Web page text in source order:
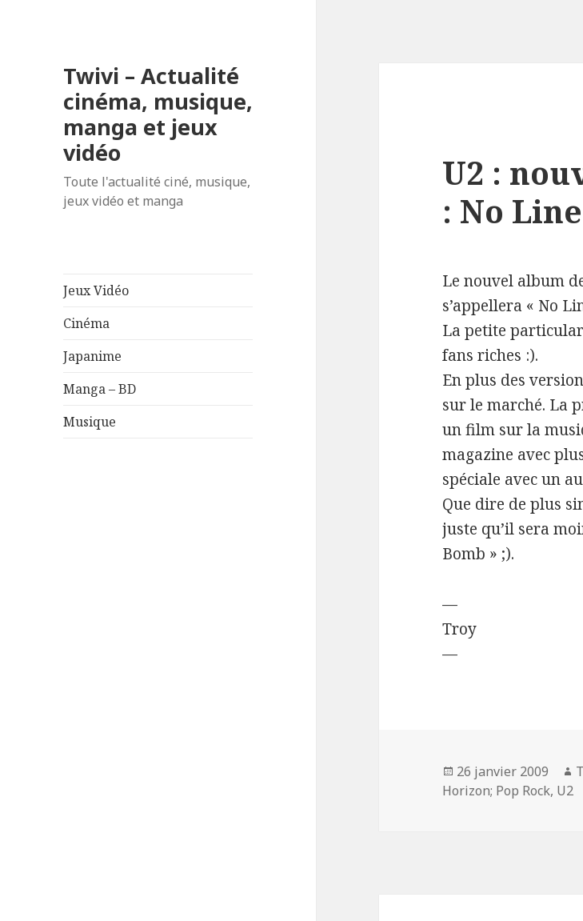
Twivi – Actualité
cinéma, musique,
manga et jeux
vidéo
Toute l'actualité ciné, musique,
jeux vidéo et manga
Jeux Vidéo
Cinéma
Japanime
Manga – BD
Musique
U2 :
: No
Le nouvel album
s’appellera « No
La petite
fans riches :).
En plus des
sur le marché. La
un film sur la
magazine avec
spéciale avec un
Que dire de plus
juste qu’il sera
Bomb » ;).
—
Troy
—
Publié
le
26 janvier 2009
Horizon; Pop Rock, U2